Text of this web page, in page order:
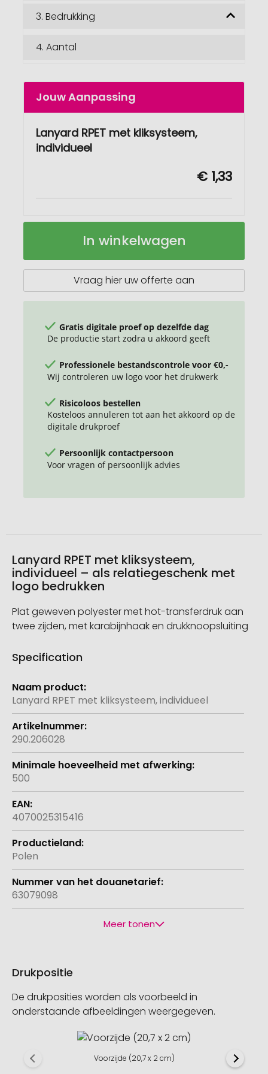
3. Bedrukking
4. Aantal
Jouw Aanpassing
Lanyard RPET met kliksysteem,
individueel
€ 1,33
Sleutelkoord/Lanyard
kliksluiting
Op
In winkelwagen
Vraag hier uw offerte aan
Gratis digitale proef op dezelfde dag
De productie start zodra u akkoord geeft
Professionele bestandscontrole voor €0,-
Wij controleren uw logo voor het drukwerk
Risicoloos bestellen
Kosteloos annuleren tot aan het akkoord op de
digitale drukproef
Persoonlijk contactpersoon
Voor vragen of persoonlijk advies
Lanyard RPET met kliksysteem,
individueel – als relatiegeschenk met
logo bedrukken
Plat geweven polyester met hot-transferdruk aan
twee zijden, met karabijnhaak en drukknoopsluiting
Specification
Meer
informatie
Lanyard RPET met kliksysteem, individueel
290.206028
500
4070025315416
Polen
63079098
Meer tonen
Drukpositie
De drukposities worden als voorbeeld in
onderstaande afbeeldingen weergegeven.
Voorzijde (20,7 x 2 cm)